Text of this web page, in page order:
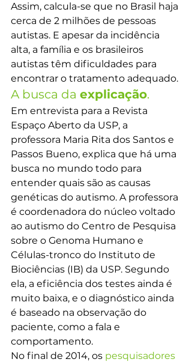
Assim, calcula-se que no Brasil haja
cerca de 2 milhões de pessoas
autistas. E apesar da incidência
alta, a família e os brasileiros
autistas têm dificuldades para
encontrar o tratamento adequado.
A busca da explicação.
Em entrevista para a Revista
Espaço Aberto da USP, a
professora Maria Rita dos Santos e
Passos Bueno, explica que há uma
busca no mundo todo para
entender quais são as causas
genéticas do autismo. A professora
é coordenadora do núcleo voltado
ao autismo do Centro de Pesquisa
sobre o Genoma Humano e
Células-tronco do Instituto de
Biociências (IB) da USP. Segundo
ela, a eficiência dos testes ainda é
muito baixa, e o diagnóstico ainda
é baseado na observação do
paciente, como a fala e
comportamento.
No final de 2014, os pesquisadores